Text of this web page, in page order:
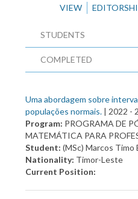
VIEW
STUDENTS
COMPLETED
Uma abordagem sobre
populações normais.| 2022 -
Program: PROGRAMA DE
MATEMÁTICA PARA
Student: (MSc) Marcos Timo
Nationality: Timor-Leste
Current Position: